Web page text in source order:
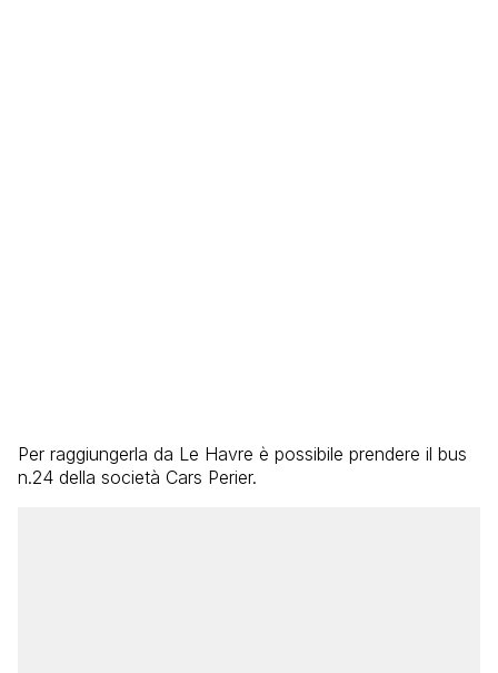
Per raggiungerla da Le Havre è possibile prendere il bus
n.24 della società Cars Perier.